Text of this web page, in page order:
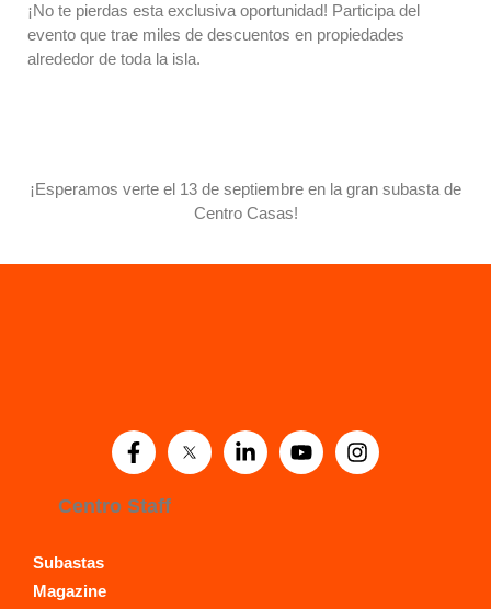
Recent Comments
Ángel Arocho
¡No te pierdas esta exclusiva oportunidad! Participa del
evento que trae miles de descuentos en propiedades
alrededor de toda la isla.
¡Esperamos verte el 13 de septiembre en la gran subasta de
Centro Casas!
Centro Staff
Subastas
Magazine